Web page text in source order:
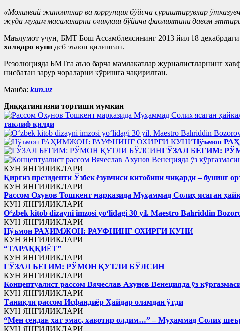
«Молиявий жиноятлар ва коррупция бўйича суриштирувлар
жуда муҳим масалаларни очиқлаш бўйича фаолиятини давом
Маълумот учун, БМТ Бош Ассамблеясининг 2013 йил 18 декабрдаги
халқаро куни деб эълон қилинган.
Резолюцияда БМТга аъзо барча мамлакатлар журналистларнинг
нисбатан зарур чораларни кўришга чақирилган.
Манба: kun.uz
Диққатингизни тортиши мумкин
таклиф қилди
Нўъмон
ГЎЗАЛ БЕГИМ:
КУН ЯНГИЛИКЛАРИ
Қирғиз президенти Ўзбек ёзувчиси китобини чиқарди – бунинг
КУН ЯНГИЛИКЛАРИ
Рассом Охунов Тошкент марказида Муҳаммад Солиҳ яcаган
КУН ЯНГИЛИКЛАРИ
Oʻzbek kitob dizayni imzosi yoʻlidagi 30 yil. Maestro Bahriddin
КУН ЯНГИЛИКЛАРИ
Нўъмон РАҲИМЖОН: РАУФНИНГ ОХИРГИ КУНИ
КУН ЯНГИЛИКЛАРИ
“ТАРАҚҚИЁТ”
КУН ЯНГИЛИКЛАРИ
ГЎЗАЛ БЕГИМ: РЎМОН ҚУТЛИ БЎЛСИН
КУН ЯНГИЛИКЛАРИ
Концептуалист рассом Вячеслав Ахунов Венецияда ўз
КУН ЯНГИЛИКЛАРИ
Таниқли рассом Исфандиёр Ҳайдар оламдан ўтди
КУН ЯНГИЛИКЛАРИ
“Мен сендан хат эмас, хавотир олдим…” – Муҳаммад Солиҳ
КУН ЯНГИЛИКЛАРИ